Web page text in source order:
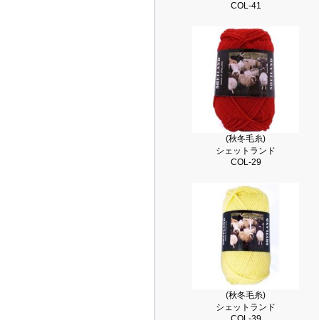
COL-41
(秋冬毛糸)
シェットランド
COL-29
(秋冬毛糸)
シェットランド